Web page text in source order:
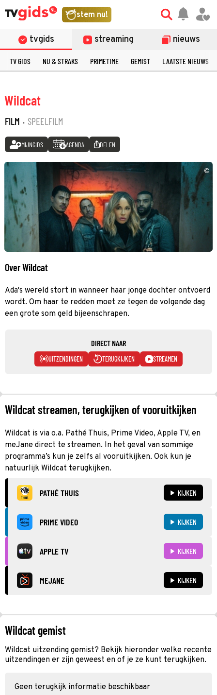
stem nu!
tvgids streaming nieuws
TV GIDS NU & STRAKS PRIMETIME GEMIST LAATSTE NIEUWS
Wildcat
FILM · SPEELFILM
MIJNGIDS AGENDA DELEN
©
Over Wildcat
Ada's wereld stort in wanneer haar jonge dochter ontvoerd
wordt. Om haar te redden moet ze tegen de volgende dag
een grote som geld bijeenschrapen.
DIRECT NAAR
UITZENDINGEN TERUGKIJKEN STREAMEN
Wildcat streamen, terugkijken of vooruitkijken
Wildcat is via o.a. Pathé Thuis, Prime Video, Apple TV, en
meJane direct te streamen. In het geval van sommige
programma’s kun je zelfs al vooruitkijken. Ook kun je
natuurlijk Wildcat terugkijken.
PATHÉ THUIS KIJKEN
PRIME VIDEO KIJKEN
APPLE TV KIJKEN
MEJANE KIJKEN
Wildcat gemist
Wildcat uitzending gemist? Bekijk hieronder welke recente
uitzendingen er zijn geweest en of je ze kunt terugkijken.
Geen terugkijk informatie beschikbaar